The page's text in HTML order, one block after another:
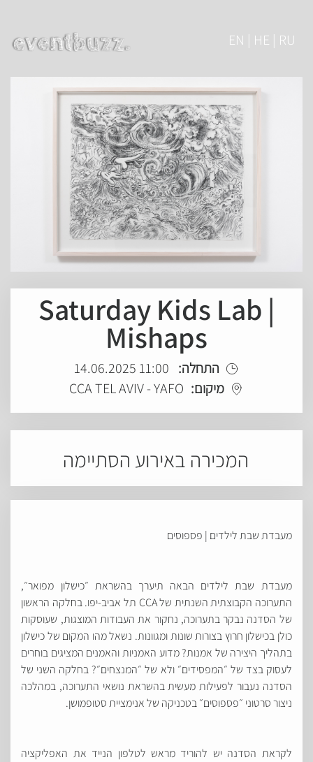
EN | HE | RU
Saturday Kids Lab |
Mishaps
התחלה: 11:00 14.06.2025
מיקום: CCA TEL AVIV - YAFO
המכירה באירוע הסתיימה
מעבדת שבת לילדים | פספוסים
מעבדת שבת לילדים הבאה תיערך בהשראת ״כישלון מפואר״,
התערוכה הקבוצתית השנתית של CCA תל אביב-יפו. בחלקה הראשון
של הסדנה נבקר בתערוכה, נחקור את העבודות המוצגות, שעוסקות
כולן בכישלון חרוץ בצורות שונות ומגוונות. נשאל מהו המקום של כישלון
בתהליך היצירה של אמנות? מדוע האמניות והאמנים המציגים בוחרים
לעסוק בצד של ״המפסידים״ ולא של ״המנצחים״? בחלקה השני של
הסדנה נעבור לפעילות מעשית בהשראת נושאי התערוכה, במהלכה
ניצור סרטוני ״פספוסים״ בטכניקה של אנימציית סטופמושן.
לקראת הסדנה יש להוריד מראש לטלפון הנייד את האפליקציה